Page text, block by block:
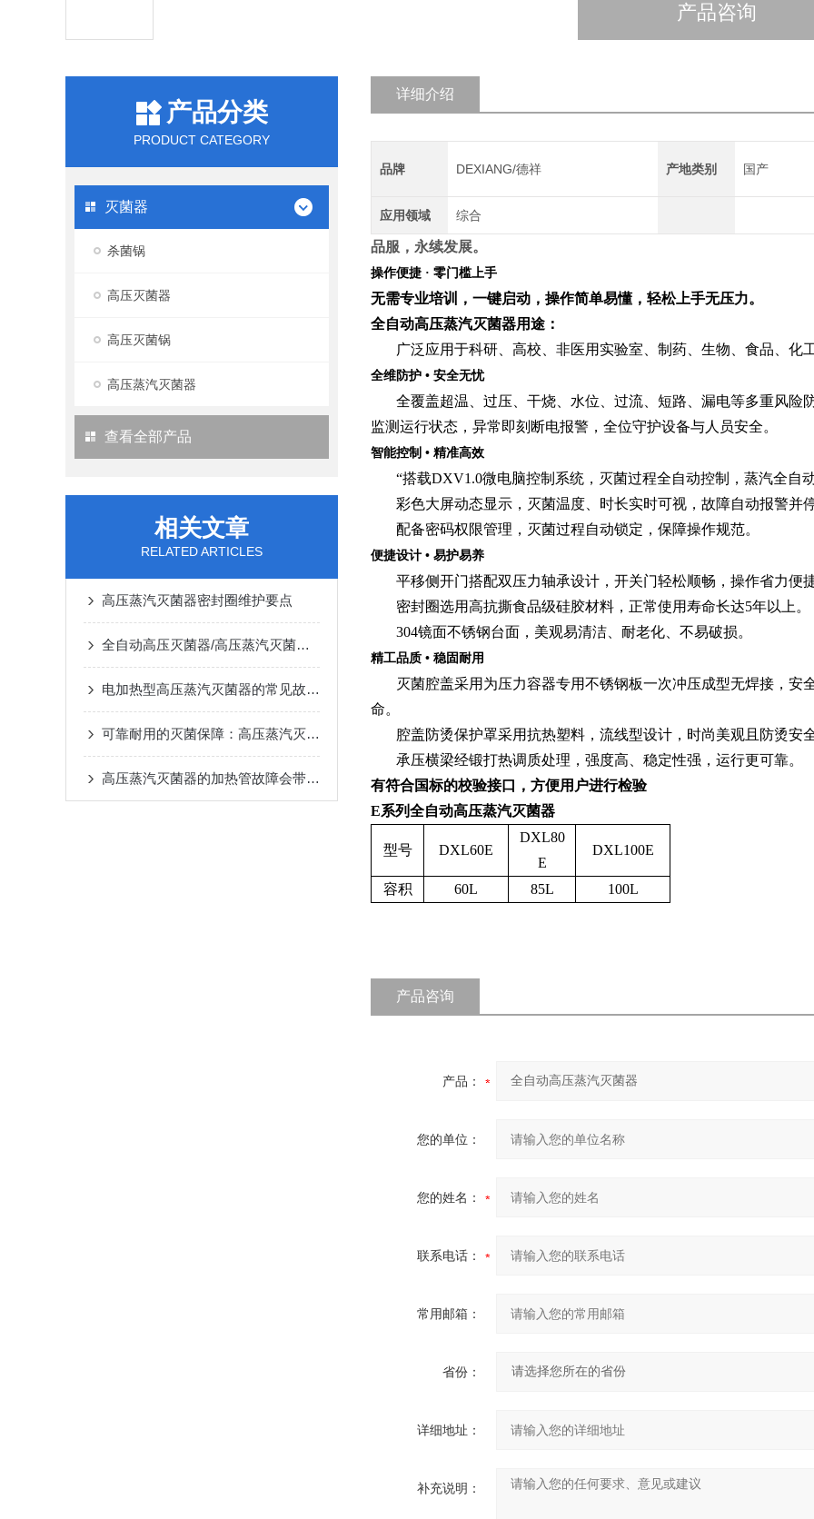
产品咨询
产品分类
PRODUCT CATEGORY
灭菌器
杀菌锅
高压灭菌器
高压灭菌锅
高压蒸汽灭菌器
查看全部产品
相关文章
RELATED ARTICLES
高压蒸汽灭菌器密封圈维护要点
全自动高压灭菌器/高压蒸汽灭菌器核心参数测评：容量、材质、干燥功能选型指南
电加热型高压蒸汽灭菌器的常见故障有哪些?
可靠耐用的灭菌保障：高压蒸汽灭菌器的原理
高压蒸汽灭菌器的加热管故障会带来哪些安全隐患?
详细介绍
品牌 DEXIANG/德祥 产地类别 国产
应用领域 综合
品服，永续发展。
操作便捷 · 零门槛上手
无需专业培训，一键启动，操作简单易懂，轻松上手无压力。
全自动高压蒸汽灭菌器用途：
广泛应用于科研、高校、非医用实验室、制药、生物、食品、化
全维防护 • 安全无忧
全覆盖超温、过压、干烧、水位、过流、短路、漏电等多重风险
监测运行状态，异常即刻断电报警，全位守护设备与人员安全。
智能控制 • 精准高效
“搭载DXV1.0微电脑控制系统，灭菌过程全自动控制，蒸汽全自
彩色大屏动态显示，灭菌温度、时长实时可视，故障自动报警并
配备密码权限管理，灭菌过程自动锁定，保障操作规范。
便捷设计 • 易护易养
平移侧开门搭配双压力轴承设计，开关门轻松顺畅，操作省力便
密封圈选用高抗撕食品级硅胶材料，正常使用寿命长达5年以上。
304镜面不锈钢台面，美观易清洁、耐老化、不易破损。
精工品质 • 稳固耐用
灭菌腔盖采用为压力容器专用不锈钢板一次冲压成型无焊接，
命。
腔盖防烫保护罩采用抗热塑料，流线型设计，时尚美观且防烫安
承压横梁经锻打热调质处理，强度高、稳定性强，运行更可靠。
有符合国标的校验接口，方便用户进行检验
E系列全自动高压蒸汽灭菌器
型号 DXL60E
DXL80
E
DXL100E
容积 60L 85L 100L
产品咨询
产品：
您的单位：
您的姓名：
联系电话：
常用邮箱：
省份：
详细地址：
补充说明：